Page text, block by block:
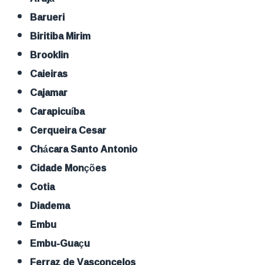
Barueri
Biritiba Mirim
Brooklin
Caieiras
Cajamar
Carapicuíba
Cerqueira Cesar
Chácara Santo Antonio
Cidade Monções
Cotia
Diadema
Embu
Embu-Guaçu